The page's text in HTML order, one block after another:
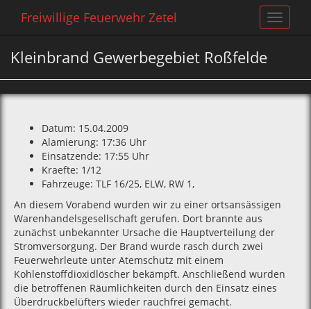
Toggle
Freiwillige Feuerwehr Zetel
Kleinbrand Gewerbegebiet Roßfelde
Datum: 15.04.2009
Alamierung: 17:36 Uhr
Einsatzende: 17:55 Uhr
Kraefte: 1/12
Fahrzeuge: TLF 16/25‚ ELW‚ RW 1‚
An diesem Vorabend wurden wir zu einer ortsansässigen
Warenhandelsgesellschaft gerufen. Dort brannte aus
zunächst unbekannter Ursache die Hauptverteilung der
Stromversorgung. Der Brand wurde rasch durch zwei
Feuerwehrleute unter Atemschutz mit einem
Kohlenstoffdioxidlöscher bekämpft. Anschließend wurden
die betroffenen Räumlichkeiten durch den Einsatz eines
Überdruckbelüfters wieder rauchfrei gemacht.